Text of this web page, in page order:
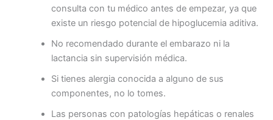
consulta con tu médico antes de empezar, ya que
existe un riesgo potencial de hipoglucemia aditiva.
No recomendado durante el embarazo ni la
lactancia sin supervisión médica.
Si tienes alergia conocida a alguno de sus
componentes, no lo tomes.
Las personas con patologías hepáticas o renales